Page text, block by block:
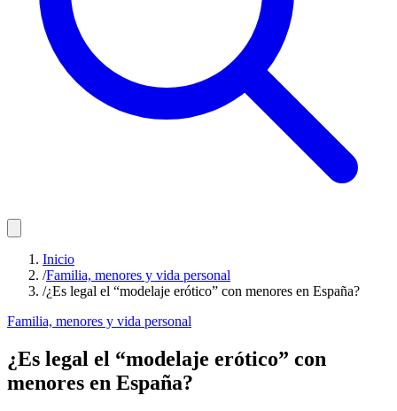
Inicio
/Familia, menores y vida personal
/¿Es legal el “modelaje erótico” con menores en España?
Familia, menores y vida personal
¿Es legal el “modelaje erótico” con
menores en España?